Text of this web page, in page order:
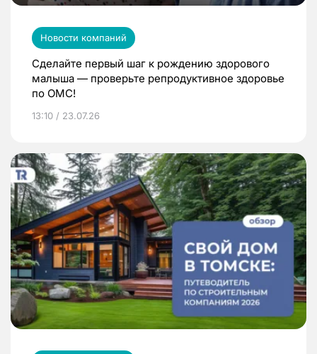
Новости компаний
Сделайте первый шаг к рождению здорового
малыша — проверьте репродуктивное здоровье
по ОМС!
13:10 / 23.07.26